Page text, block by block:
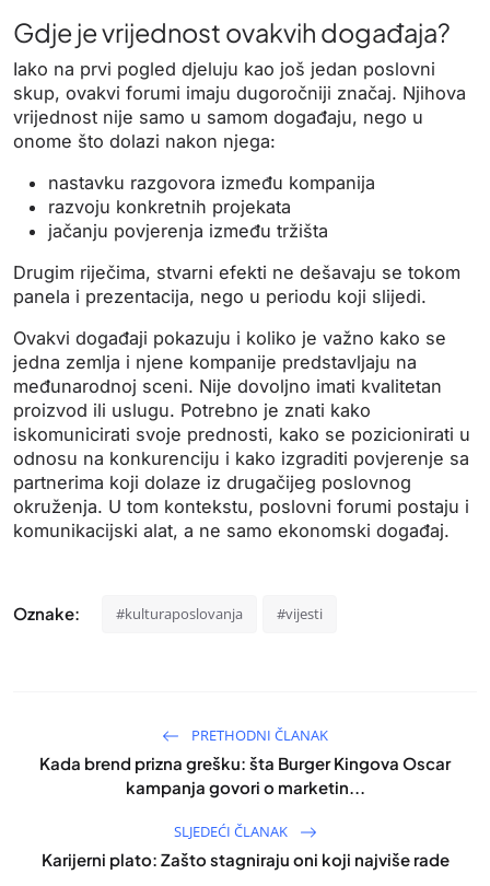
Gdje je vrijednost ovakvih događaja?
Iako na prvi pogled djeluju kao još jedan poslovni
skup, ovakvi forumi imaju dugoročniji značaj. Njihova
vrijednost nije samo u samom događaju, nego u
onome što dolazi nakon njega:
nastavku razgovora između kompanija
razvoju konkretnih projekata
jačanju povjerenja između tržišta
Drugim riječima, stvarni efekti ne dešavaju se tokom
panela i prezentacija, nego u periodu koji slijedi.
Ovakvi događaji pokazuju i koliko je važno kako se
jedna zemlja i njene kompanije predstavljaju na
međunarodnoj sceni. Nije dovoljno imati kvalitetan
proizvod ili uslugu. Potrebno je znati kako
iskomunicirati svoje prednosti, kako se pozicionirati u
odnosu na konkurenciju i kako izgraditi povjerenje sa
partnerima koji dolaze iz drugačijeg poslovnog
okruženja. U tom kontekstu, poslovni forumi postaju i
komunikacijski alat, a ne samo ekonomski događaj.
Oznake: #kulturaposlovanja #vijesti
PRETHODNI ČLANAK
Kada brend prizna grešku: šta Burger Kingova Oscar
kampanja govori o marketin...
SLJEDEĆI ČLANAK
Karijerni plato: Zašto stagniraju oni koji najviše rade